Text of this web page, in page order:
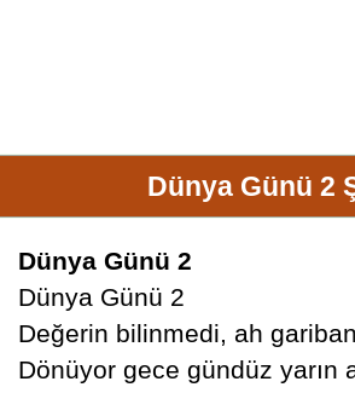
Dünya Günü 2
Dünya Günü 2
Dünya Günü 2
Değerin bilinmedi, ah gariban
Dönüyor gece gündüz yarın